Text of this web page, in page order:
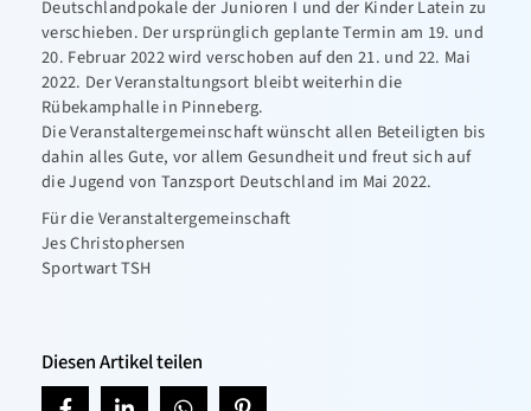
Deutschlandpokale der Junioren I und der Kinder Latein zu
verschieben. Der ursprünglich geplante Termin am 19. und
20. Februar 2022 wird verschoben auf den 21. und 22. Mai
2022. Der Veranstaltungsort bleibt weiterhin die
Rübekamphalle in Pinneberg.
Die Veranstaltergemeinschaft wünscht allen Beteiligten bis
dahin alles Gute, vor allem Gesundheit und freut sich auf
die Jugend von Tanzsport Deutschland im Mai 2022.
Für die Veranstaltergemeinschaft
Jes Christophersen
Sportwart TSH
Diesen Artikel teilen